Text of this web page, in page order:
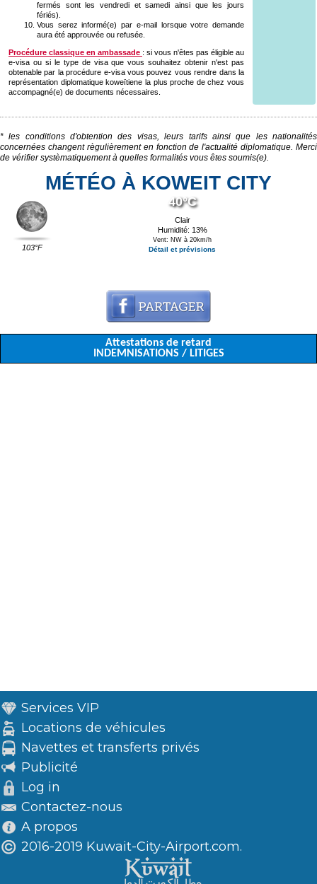
fermés sont les vendredi et samedi ainsi que les jours
fériés).
Vous serez informé(e) par e-mail lorsque votre demande
aura été approuvée ou refusée.
Procédure classique en ambassade : si vous n'êtes pas éligible au
e-visa ou si le type de visa que vous souhaitez obtenir n'est pas
obtenable par la procédure e-visa vous pouvez vous rendre dans la
représentation diplomatique koweïtiene la plus proche de chez vous
accompagné(e) de documents nécessaires.
* les conditions d'obtention des visas, leurs tarifs ainsi que les nationalités
concernées changent règulièrement en fonction de l'actualité diplomatique. Merci
de vérifier systèmatiquement à quelles formalités vous êtes soumis(e).
MÉTÉO À KOWEIT CITY
103°F
40°C
Clair
Humidité: 13%
Vent: NW à 20km/h
Détail et prévisions
Attestations de retard
INDEMNISATIONS / LITIGES
Services VIP
Locations de véhicules
Navettes et transferts privés
Publicité
Log in
Contactez-nous
A propos
2016-2019 Kuwait-City-Airport.com.